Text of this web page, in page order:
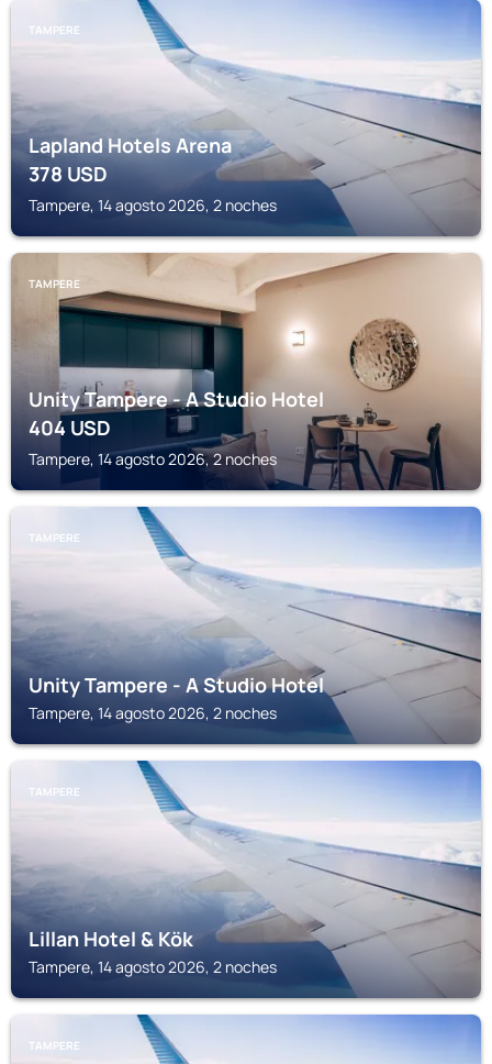
TAMPERE
Lapland Hotels Arena
378USD
Tampere, 14 agosto 2026, 2 noches
TAMPERE
Unity Tampere - A Studio Hotel
404 USD
Tampere, 14 agosto 2026, 2 noches
TAMPERE
Unity Tampere - A Studio Hotel
Tampere, 14 agosto 2026, 2 noches
TAMPERE
Lillan Hotel & Kök
Tampere, 14 agosto 2026, 2 noches
TAMPERE